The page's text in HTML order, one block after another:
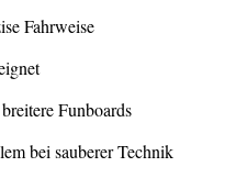
Fahrweise
Funboards
bei sauberer Technik